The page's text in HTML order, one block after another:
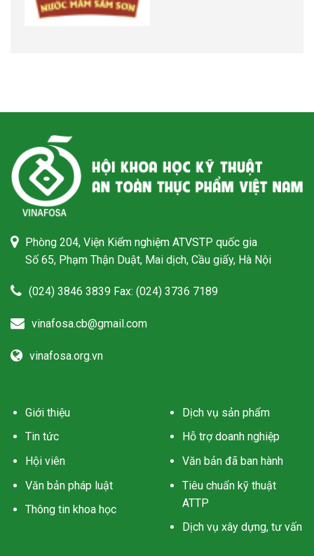
Phòng 204, Viện Kiểm nghiệm ATVSTP quốc gia
Số 65, Phạm Thận Duật, Mai dịch, Cầu giấy, Hà Nội
(024) 3846 3839 Fax: (024) 3736 7189
vinafosa.cb@gmail.com
vinafosa.org.vn
Giới thiệu
Tin tức
Hội viên
Văn bản pháp luật
Thông tin khoa học
Dịch vụ sản phẩm
Hỗ trợ doanh nghiệp
Văn bản đã ban hành
Tiêu chuẩn kỹ thuật
ATTP
Dịch vụ xây dựng, tư vấn